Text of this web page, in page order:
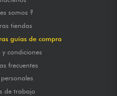
somos ?
tiendas
guías de compra
y condiciones
frecuentes
de trabajo